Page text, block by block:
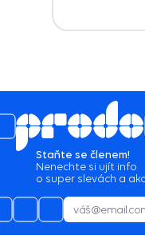
Staňte se členem!
Nenechte si ujít info
o super slevách a